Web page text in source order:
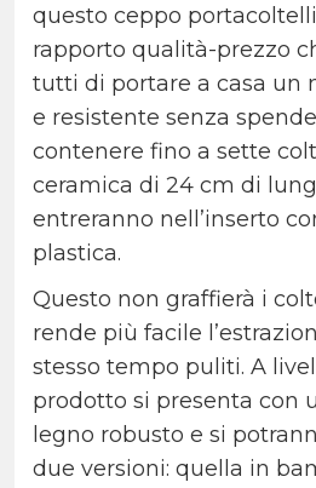
questo ceppo
rapporto qualità-prezzo
tutti di portare a casa un
e resistente senza
contenere fino a sette
ceramica di 24 cm di
entreranno nell’inserto
plastica.
Questo non graffierà i
rende più facile
stesso tempo puliti. A
prodotto si presenta con
legno robusto e si
due versioni: quella in